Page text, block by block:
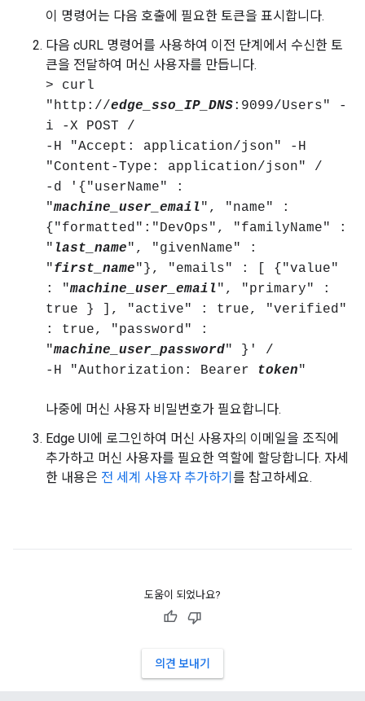
이 명령어는 다음 호출에 필요한 토큰을 표시합니다.
다음 cURL 명령어를 사용하여 이전 단계에서 수신한 토
큰을 전달하여 머신 사용자를 만듭니다.
> curl
"http://edge_sso_IP_DNS:9099/Users" -
i -X POST /
-H "Accept: application/json" -H
"Content-Type: application/json" /
-d '{"userName" :
"machine_user_email", "name" :
{"formatted":"DevOps", "familyName" :
" last_name", "givenName" :
"first_name"}, "emails" : [ {"value"
: "machine_user_email", "primary" :
true } ], "active" : true, "verified"
: true, "password" :
"machine_user_password" }' /
-H "Authorization: Bearer
token"
나중에 머신 사용자 비밀번호가 필요합니다.
Edge UI에 로그인하여 머신 사용자의 이메일을 조직에
추가하고 머신 사용자를 필요한 역할에 할당합니다. 자세
한 내용은 전 세계 사용자 추가하기 를 참고하세요.
도움이 되었나요?
의견 보내기